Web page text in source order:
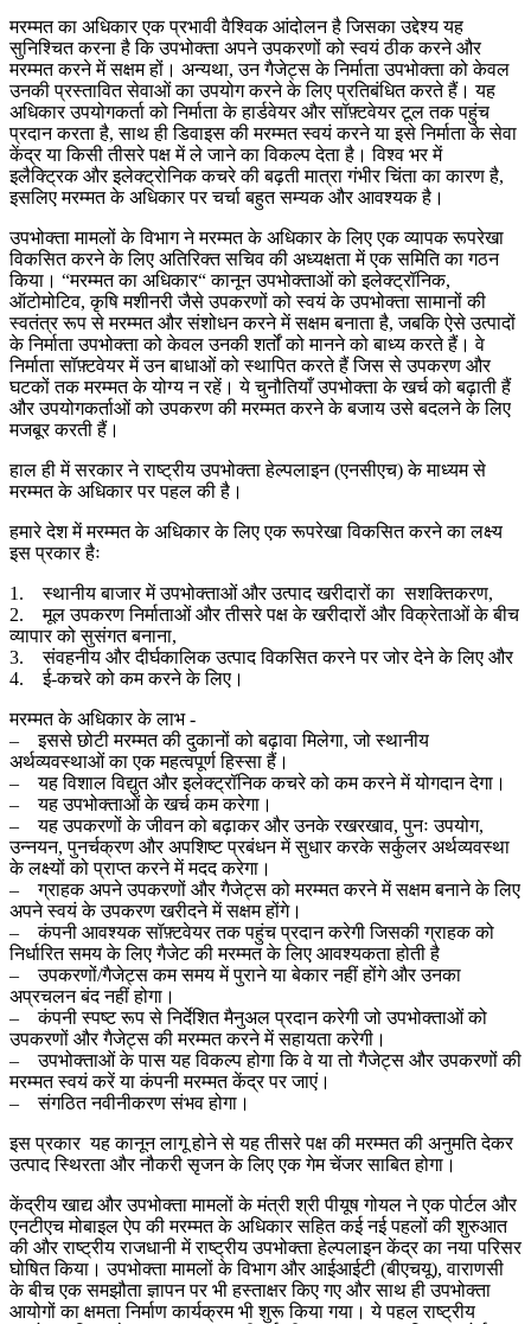
मरम्मत का अधिकार एक प्रभावी वैश्विक आंदोलन है जिसका उद्देश्य यह
सुनिश्चित करना है कि उपभोक्ता अपने उपकरणों को स्वयं ठीक करने और
मरम्मत करने में सक्षम हों। अन्यथा, उन गैजेट्स के निर्माता उपभोक्ता को केवल
उनकी प्रस्तावित सेवाओं का उपयोग करने के लिए प्रतिबंधित करते हैं। यह
अधिकार उपयोगकर्ता को निर्माता के हार्डवेयर और सॉफ़्टवेयर टूल तक पहुंच
प्रदान करता है, साथ ही डिवाइस की मरम्मत स्वयं करने या इसे निर्माता के सेवा
केंद्र या किसी तीसरे पक्ष में ले जाने का विकल्प देता है। विश्व भर में
इलैक्ट्रिक और इलेक्ट्रोनिक कचरे की बढ़ती मात्रा गंभीर चिंता का कारण है,
इसलिए मरम्मत के अधिकार पर चर्चा बहुत सम्यक और आवश्यक है।
उपभोक्ता मामलों के विभाग ने मरम्मत के अधिकार के लिए एक व्यापक रूपरेखा
विकसित करने के लिए अतिरिक्त सचिव की अध्यक्षता में एक समिति का गठन
किया। “मरम्मत का अधिकार“ कानून उपभोक्ताओं को इलेक्ट्रॉनिक,
ऑटोमोटिव, कृषि मशीनरी जैसे उपकरणों को स्वयं के उपभोक्ता सामानों की
स्वतंत्र रूप से मरम्मत और संशोधन करने में सक्षम बनाता है, जबकि ऐसे उत्पादों
के निर्माता उपभोक्ता को केवल उनकी शर्तों को मानने को बाध्य करते हैं। वे
निर्माता सॉफ़्टवेयर में उन बाधाओं को स्थापित करते हैं जिस से उपकरण और
घटकों तक मरम्मत के योग्य न रहें। ये चुनौतियाँ उपभोक्ता के खर्च को बढ़ाती हैं
और उपयोगकर्ताओं को उपकरण की मरम्मत करने के बजाय उसे बदलने के लिए
मजबूर करती हैं।
हाल ही में सरकार ने राष्ट्रीय उपभोक्ता हेल्पलाइन (एनसीएच) के माध्यम से
मरम्मत के अधिकार पर पहल की है।
हमारे देश में मरम्मत के अधिकार के लिए एक रूपरेखा विकसित करने का लक्ष्य
इस प्रकार हैः
1. स्थानीय बाजार में उपभोक्ताओं और उत्पाद खरीदारों का सशक्तिकरण,
2. मूल उपकरण निर्माताओं और तीसरे पक्ष के खरीदारों और विक्रेताओं के बीच
व्यापार को सुसंगत बनाना,
3. संवहनीय और दीर्घकालिक उत्पाद विकसित करने पर जोर देने के लिए और
4. ई-कचरे को कम करने के लिए।
मरम्मत के अधिकार के लाभ -
– इससे छोटी मरम्मत की दुकानों को बढ़ावा मिलेगा, जो स्थानीय
अर्थव्यवस्थाओं का एक महत्वपूर्ण हिस्सा हैं।
– यह विशाल विद्युत और इलेक्ट्रॉनिक कचरे को कम करने में योगदान देगा।
– यह उपभोक्ताओं के खर्च कम करेगा।
– यह उपकरणों के जीवन को बढ़ाकर और उनके रखरखाव, पुनः उपयोग,
उन्नयन, पुनर्चक्रण और अपशिष्ट प्रबंधन में सुधार करके सर्कुलर अर्थव्यवस्था
के लक्ष्यों को प्राप्त करने में मदद करेगा।
– ग्राहक अपने उपकरणों और गैजेट्स को मरम्मत करने में सक्षम बनाने के लिए
अपने स्वयं के उपकरण खरीदने में सक्षम होंगे।
– कंपनी आवश्यक सॉफ़्टवेयर तक पहुंच प्रदान करेगी जिसकी ग्राहक को
निर्धारित समय के लिए गैजेट की मरम्मत के लिए आवश्यकता होती है
– उपकरणों/गैजेट्स कम समय में पुराने या बेकार नहीं होंगे और उनका
अप्रचलन बंद नहीं होगा।
– कंपनी स्पष्ट रूप से निर्देशित मैनुअल प्रदान करेगी जो उपभोक्ताओं को
उपकरणों और गैजेट्स की मरम्मत करने में सहायता करेगी।
– उपभोक्ताओं के पास यह विकल्प होगा कि वे या तो गैजेट्स और उपकरणों की
मरम्मत स्वयं करें या कंपनी मरम्मत केंद्र पर जाएं।
– संगठित नवीनीकरण संभव होगा।
इस प्रकार यह कानून लागू होने से यह तीसरे पक्ष की मरम्मत की अनुमति देकर
उत्पाद स्थिरता और नौकरी सृजन के लिए एक गेम चेंजर साबित होगा।
केंद्रीय खाद्य और उपभोक्ता मामलों के मंत्री श्री पीयूष गोयल ने एक पोर्टल और
एनटीएच मोबाइल ऐप की मरम्मत के अधिकार सहित कई नई पहलों की शुरुआत
की और राष्ट्रीय राजधानी में राष्ट्रीय उपभोक्ता हेल्पलाइन केंद्र का नया परिसर
घोषित किया। उपभोक्ता मामलों के विभाग और आईआईटी (बीएचयू), वाराणसी
के बीच एक समझौता ज्ञापन पर भी हस्ताक्षर किए गए और साथ ही उपभोक्ता
आयोगों का क्षमता निर्माण कार्यक्रम भी शुरू किया गया। ये पहल राष्ट्रीय